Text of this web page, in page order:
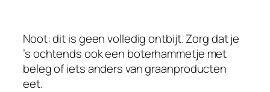
Noot: dit is geen volledig ontbijt. Zorg dat je
’s ochtends ook een boterhammetje met
beleg of iets anders van graanproducten
eet.